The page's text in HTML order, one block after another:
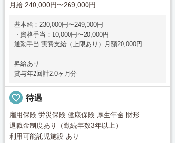
月給 240,000円〜269,000円
基本給：230,000円〜249,000円
・資格手当：10,000円〜20,000円
通勤手当 実費支給（上限あり）月額20,000円
昇給あり
賞与年2回計2.0ヶ月分
favorite_border 待遇
雇用保険 労災保険 健康保険 厚生年金 財形
退職金制度あり（勤続年数3年以上）
利用可能託児施設 あり